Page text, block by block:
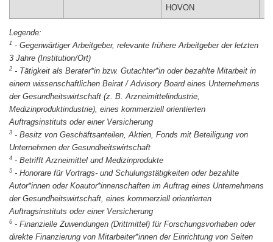
HOVON
1 - Gegenwärtiger Arbeitgeber, relevante frühere Arbeitgeber der letzten
3 Jahre (Institution/Ort)
2 - Tätigkeit als Berater*in bzw. Gutachter*in oder bezahlte Mitarbeit in
einem wissenschaftlichen Beirat / Advisory Board eines Unternehmens
der Gesundheitswirtschaft (z. B. Arzneimittelindustrie,
Medizinproduktindustrie), eines kommerziell orientierten
Auftragsinstituts oder einer Versicherung
3 - Besitz von Geschäftsanteilen, Aktien, Fonds mit Beteiligung von
Unternehmen der Gesundheitswirtschaft
4 - Betrifft Arzneimittel und Medizinprodukte
5 - Honorare für Vortrags- und Schulungstätigkeiten oder bezahlte
Autor*innen oder Koautor*innenschaften im Auftrag eines Unternehmens
der Gesundheitswirtschaft, eines kommerziell orientierten
Auftragsinstituts oder einer Versicherung
6 - Finanzielle Zuwendungen (Drittmittel) für Forschungsvorhaben oder
direkte Finanzierung von Mitarbeiter*innen der Einrichtung von Seiten